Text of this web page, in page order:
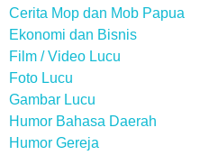
Cerita Mop dan Mob Papua
Ekonomi dan Bisnis
Film / Video Lucu
Foto Lucu
Gambar Lucu
Humor Bahasa Daerah
Humor Gereja